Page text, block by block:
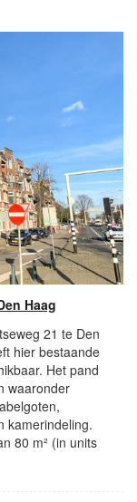
Haag
21 te Den
hier bestaande
Het pand
waaronder
kamerindeling.
80 m² (in units